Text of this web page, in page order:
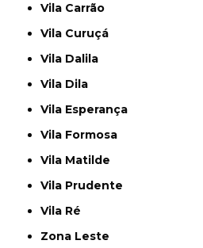
Vila Carrão
Vila Curuçá
Vila Dalila
Vila Dila
Vila Esperança
Vila Formosa
Vila Matilde
Vila Prudente
Vila Ré
Zona Leste